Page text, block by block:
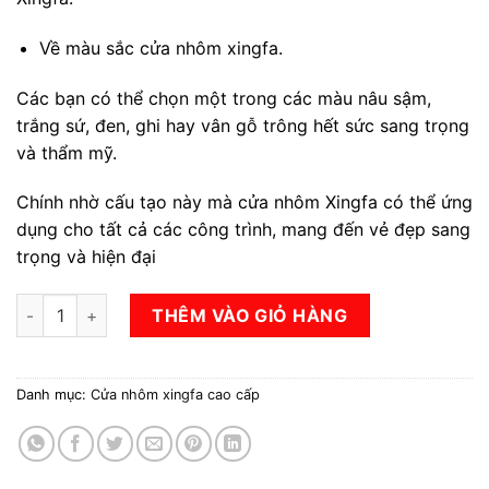
Về màu sắc cửa nhôm xingfa.
Các bạn có thể chọn một trong các màu nâu sậm,
trắng sứ, đen, ghi hay vân gỗ trông hết sức sang trọng
và thẩm mỹ.
Chính nhờ cấu tạo này mà cửa nhôm Xingfa có thể ứng
dụng cho tất cả các công trình, mang đến vẻ đẹp sang
trọng và hiện đại
cửa nhôm xingfa số lượngTHÊM VÀO GIỎ HÀNG
Danh mục: Cửa nhôm xingfa cao cấp